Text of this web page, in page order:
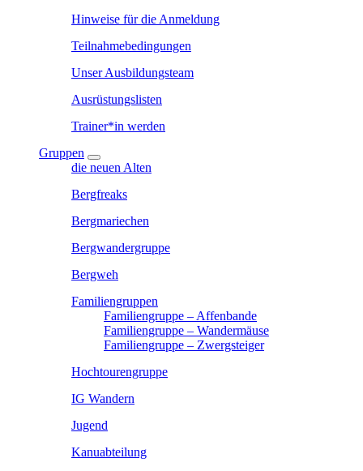
Hinweise für die Anmeldung
Teilnahmebedingungen
Unser Ausbildungsteam
Ausrüstungslisten
Trainer*in werden
Gruppen
die neuen Alten
Bergfreaks
Bergmariechen
Bergwandergruppe
Bergweh
Familiengruppen
Familiengruppe – Affenbande
Familiengruppe – Wandermäuse
Familiengruppe – Zwergsteiger
Hochtourengruppe
IG Wandern
Jugend
Kanuabteilung